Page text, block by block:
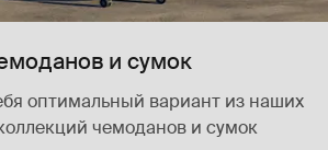
и сумок
оптимальный вариант из наших
чемоданов и сумок